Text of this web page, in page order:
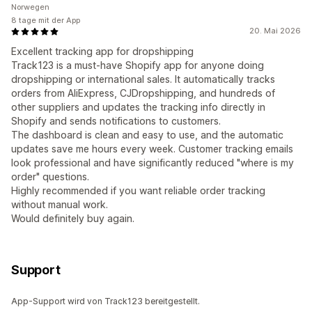
20. Mai 2026
Excellent tracking app for dropshipping
Track123 is a must-have Shopify app for anyone doing
dropshipping or international sales. It automatically tracks
orders from AliExpress, CJDropshipping, and hundreds of
other suppliers and updates the tracking info directly in
Shopify and sends notifications to customers.
The dashboard is clean and easy to use, and the automatic
updates save me hours every week. Customer tracking emails
look professional and have significantly reduced "where is my
order" questions.
Highly recommended if you want reliable order tracking
without manual work.
Would definitely buy again.
Norwegen
8 tage mit der App
Support
App-Support wird von Track123 bereitgestellt.